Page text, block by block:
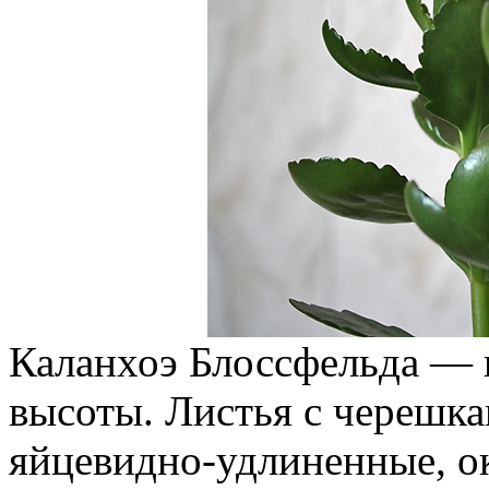
Каланхоэ Блоссфельда —
высоты. Листья с
яйцевидно-удлиненные,